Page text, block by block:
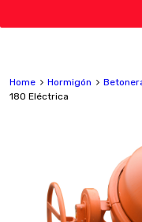
Home Hormigón
180 Eléctrica